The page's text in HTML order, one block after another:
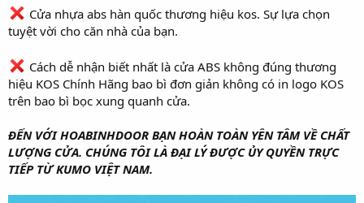
Cửa nhựa abs hàn quốc thương hiệu kos. Sự lựa chọn
tuyệt vời cho căn nhà của bạn.
Cách dễ nhận biết nhất là cửa ABS không đúng thương
hiệu KOS Chính Hãng bao bì đơn giản không có in logo KOS
trên bao bì bọc xung quanh cửa.
ĐẾN VỚI HOABINHDOOR BẠN HOÀN TOÀN YÊN TÂM VỀ CHẤT
LƯỢNG CỬA. CHÚNG TÔI LÀ ĐẠI LÝ ĐƯỢC ỦY QUYỀN TRỰC
TIẾP TỪ KUMO VIỆT NAM.